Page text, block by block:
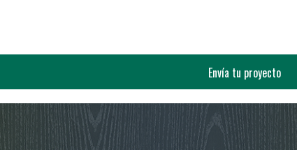
Envía tu proyecto